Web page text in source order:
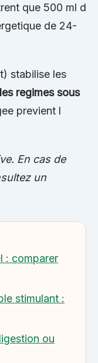
que 500 ml d
de 24-
stabilise les
regimes sous
previent l
En cas de
un
: comparer
stimulant :
ou